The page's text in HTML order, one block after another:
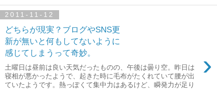
2011-11-12
どちらが現実？ブログやSNS更
新が無いと何もしてないように
感じてしまうって奇妙。
›
土曜日は昼前は良い天気だったものの、午後は曇り空。昨日は
寝相が悪かったようで、起きた時に毛布がたくれていて腰が出
ていたようです。熱っぽくて集中力はあるけど、瞬発力が足り